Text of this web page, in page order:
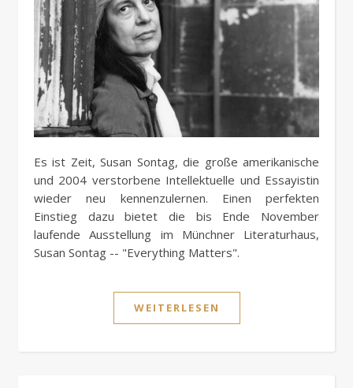
Es ist Zeit, Susan Sontag, die große amerikanische
und 2004 verstorbene Intellektuelle und Essayistin
wieder neu kennenzulernen. Einen perfekten
Einstieg dazu bietet die bis Ende November
laufende Ausstellung im Münchner Literaturhaus,
Susan Sontag -- "Everything Matters".
WEITERLESEN